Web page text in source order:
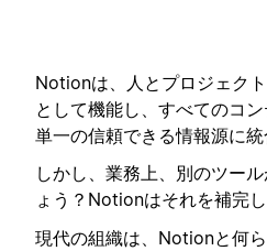
Notionは、人とプロジェク
として機能し、すべてのコ
単一の信頼できる情報源に統
しかし、業務上、別のツー
ょう？Notionはそれを補完し
現代の組織は、Notionと何